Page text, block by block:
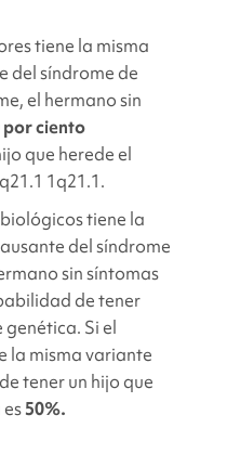
tiene la misma
delsíndrome de
el hermano sin
por ciento
que herede el
1q21.1.
tiene la
delsíndrome
sin síntomas
de tener
Si el
la misma variante
tener un hijo que
50%.